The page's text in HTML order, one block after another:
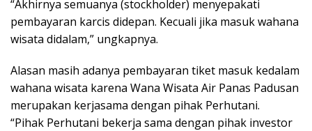
“Akhirnya semuanya (stockholder) menyepakati
pembayaran karcis didepan. Kecuali jika masuk wahana
wisata didalam,” ungkapnya.
Alasan masih adanya pembayaran tiket masuk kedalam
wahana wisata karena Wana Wisata Air Panas Padusan
merupakan kerjasama dengan pihak Perhutani.
“Pihak Perhutani bekerja sama dengan pihak investor